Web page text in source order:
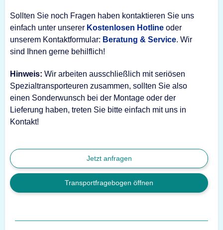
Sollten Sie noch Fragen haben kontaktieren Sie uns
einfach unter unserer Kostenlosen Hotline oder
unserem Kontaktformular: Beratung & Service. Wir
sind Ihnen gerne behilflich!
Hinweis: Wir arbeiten ausschließlich mit seriösen
Spezialtransporteuren zusammen, sollten Sie also
einen Sonderwunsch bei der Montage oder der
Lieferung haben, treten Sie bitte einfach mit uns in
Kontakt!
Jetzt anfragen
Transportfragebogen öffnen